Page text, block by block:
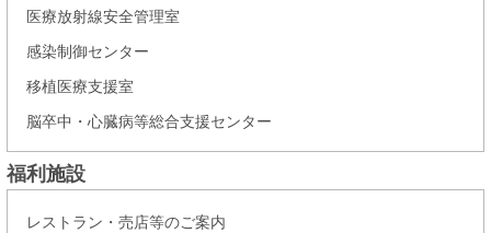
医療放射線安全管理室
感染制御センター
移植医療支援室
脳卒中・心臓病等総合支援センター
福利施設
レストラン・売店等のご案内